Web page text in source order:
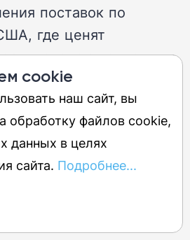
поставок по
где ценят
сделают акцент на
решения четкое
версий на разных
управление
не создавать
риски
cookie
наш сайт, вы
обработку файлов cookie,
данных в целях
сайта. Подробнее...